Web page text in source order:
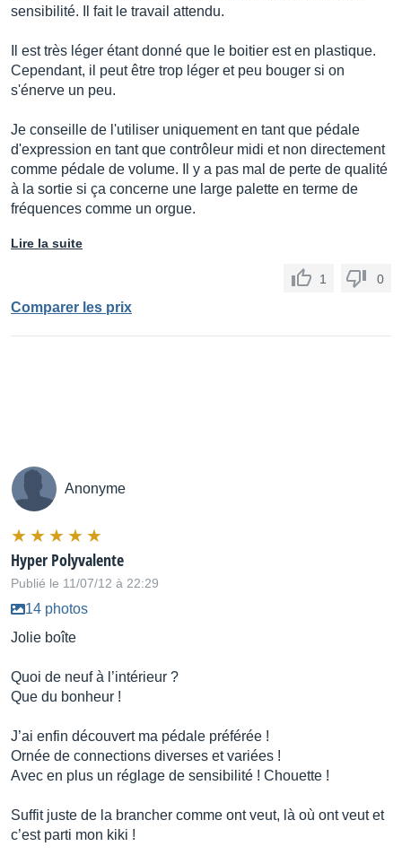
sensibilité. Il fait le travail attendu.
Il est très léger étant donné que le boitier est en plastique.
Cependant, il peut être trop léger et peu bouger si on
s'énerve un peu.
Je conseille de l'utiliser uniquement en tant que pédale
d'expression en tant que contrôleur midi et non directement
comme pédale de volume. Il y a pas mal de perte de qualité
à la sortie si ça concerne une large palette en terme de
fréquences comme un orgue.
Lire la suite
1 0
Comparer les prix
Anonyme
Hyper Polyvalente
Publié le 11/07/12 à 22:29
14 photos
Jolie boîte
Quoi de neuf à l’intérieur ?
Que du bonheur !
J’ai enfin découvert ma pédale préférée !
Ornée de connections diverses et variées !
Avec en plus un réglage de sensibilité ! Chouette !
Suffit juste de la brancher comme ont veut, là où ont veut et
c’est parti mon kiki !